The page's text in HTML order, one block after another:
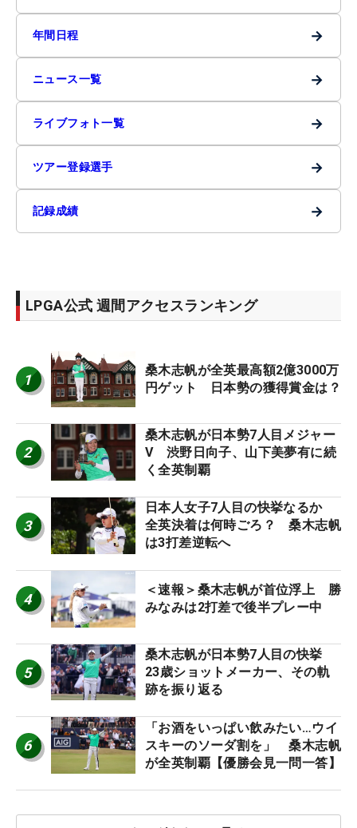
年間日程 →
ニュース一覧 →
ライブフォト一覧 →
ツアー登録選手 →
記録成績 →
LPGA公式 週間アクセスランキング
1
桑木志帆が全英最高額2億3000万
円ゲット 日本勢の獲得賞金は？
2
桑木志帆が日本勢7人目メジャー
V 渋野日向子、山下美夢有に続
く全英制覇
3
日本人女子7人目の快挙なるか
全英決着は何時ごろ？ 桑木志帆
は3打差逆転へ
4
＜速報＞桑木志帆が首位浮上 勝
みなみは2打差で後半プレー中
5
桑木志帆が日本勢7人目の快挙
23歳ショットメーカー、その軌
跡を振り返る
6
「お酒をいっぱい飲みたい…ウイ
スキーのソーダ割を」 桑木志帆
が全英制覇【優勝会見一問一答】